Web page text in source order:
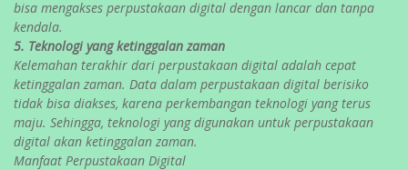
bisa mengakses perpustakaan digital dengan lancar dan tanpa
kendala.
5. Teknologi yang ketinggalan zaman
Kelemahan terakhir dari perpustakaan digital adalah cepat
ketinggalan zaman. Data dalam perpustakaan digital berisiko
tidak bisa diakses, karena perkembangan teknologi yang terus
maju. Sehingga, teknologi yang digunakan untuk perpustakaan
digital akan ketinggalan zaman.
Manfaat Perpustakaan Digital